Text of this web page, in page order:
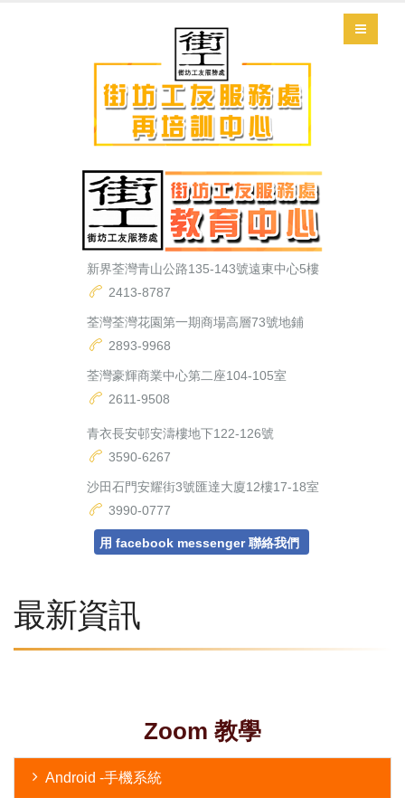
新界荃灣青山公路135-143號遠東中心5樓
2413-8787
荃灣荃灣花園第一期商場高層73號地鋪
2893-9968
荃灣豪輝商業中心第二座104-105室
2611-9508
青衣長安邨安濤樓地下122-126號
3590-6267
沙田石門安耀街3號匯達大廈12樓17-18室
3990-0777
用 facebook messenger 聯絡我們
最新資訊
Zoom 教學
Android -手機系統